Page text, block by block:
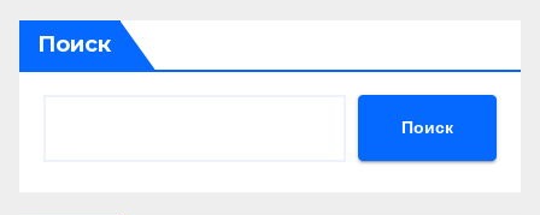
Поиск
Поиск